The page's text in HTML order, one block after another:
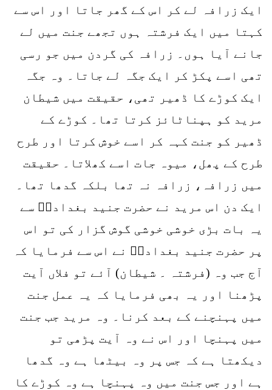
ایک زرافہ لے کر اس کے گھر جاتا اور اس سے
کہتا میں ایک فرشتہ ہوں تجھے جنت میں لے
جانے آیا ہوں۔ زرافہ کی گردن میں جو رسی
تھی اسے پکڑ کر ایک جگہ لے جاتا۔ وہ جگہ
ایک کوڑے کا ڈھیر تھی، حقیقت میں شیطان
مرید کو ہپناٹائز کرتا تھا۔ کوڑے کے
ڈھیر کو جنت کہہ کر اسے خوش کرتا اور طرح
طرح کے پھل، میوہ جات اسے کھلاتا۔ حقیقت
میں زرافہ، زرافہ نہ تھا بلکہ گدھا تھا۔
ایک دن اس مرید نے حضرت جنید بغدادیؒ سے
یہ بات بڑی خوشی خوشی گوش گزار کی تو اس
پر حضرت جنید بغدادیؒ نے اس سے فرمایا کہ
آج جب وہ (فرشتہ ۔ شیطان) آئے تو فلاں آیت
پڑھنا اور یہ بھی فرمایا کہ یہ عمل جنت
میں پہنچنے کے بعد کرنا۔ وہ مرید جب جنت
میں پہنچا اور اس نے وہ آیت پڑھی تو
دیکھتا ہے کہ جس پر وہ بیٹھا ہے وہ گدھا
ہے اور جس جنت میں وہ پہنچا ہے وہ کوڑے کا